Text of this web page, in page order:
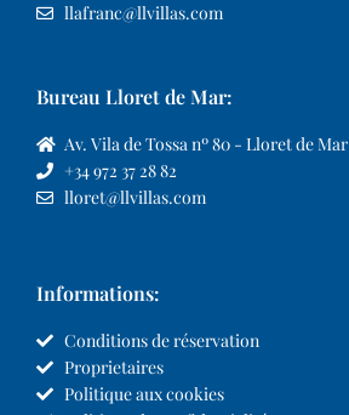
llafranc@llvillas.com
Bureau Lloret de Mar:
Av. Vila de Tossa nº 80 - Lloret de Mar
+34 972 37 28 82
lloret@llvillas.com
Informations:
Conditions de réservation
Proprietaires
Politique aux cookies